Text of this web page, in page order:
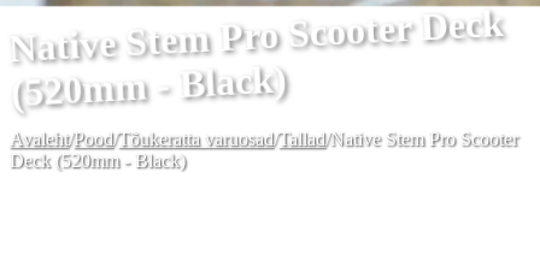
Native Stem Pro Scooter Deck
(520mm - Black)
Avaleht/Pood/Tõukeratta varuosad/Tallad/Native Stem Pro Scooter
Deck (520mm - Black)